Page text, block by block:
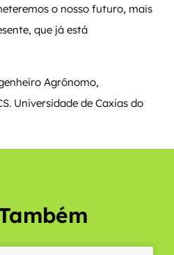
o nosso futuro, mais
que já está
Agrônomo,
Universidade de Caxias do